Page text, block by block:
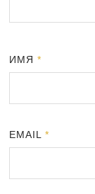
ИМЯ*
EMAIL*